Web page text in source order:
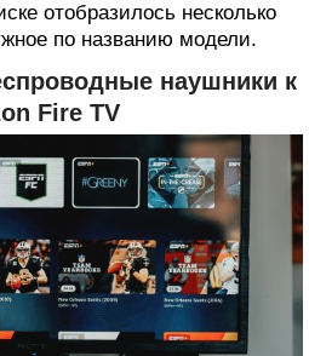
отобразилось несколько
по названию модели.
наушники к
Fire TV